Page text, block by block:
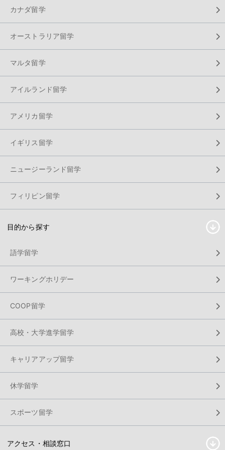
カナダ留学
オーストラリア留学
マルタ留学
アイルランド留学
アメリカ留学
イギリス留学
ニュージーランド留学
フィリピン留学
目的から探す
語学留学
ワーキングホリデー
COOP留学
高校・大学進学留学
キャリアアップ留学
休学留学
スポーツ留学
アクセス・相談窓口